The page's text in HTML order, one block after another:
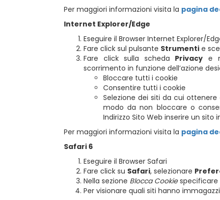
Per maggiori informazioni visita la pagina
Internet Explorer/Edge
Eseguire il Browser Internet Explorer/
Fare click sul pulsante Strumenti e
Fare click sulla scheda Privacy e
scorrimento in funzione dell’azione
Bloccare tutti i cookie
Consentire tutti i cookie
Selezione dei siti da cui
modo da non bloccare o
Indirizzo Sito Web inserire un
Per maggiori informazioni visita la pagina
Safari 6
Eseguire il Browser Safari
Fare click su Safari, selezionare
Nella sezione Blocca Cookiespecificare
Per visionare quali siti hanno